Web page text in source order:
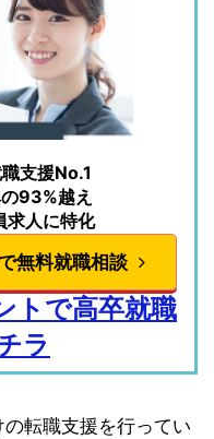
支援No.1
93%越え
求人に特化
無料就職相談
トで高卒就職
ラ
の転職支援を行ってい